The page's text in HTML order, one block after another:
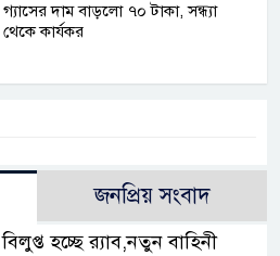
গ্যাসের দাম বাড়লো ৭০ টাকা, সন্ধ্যা
থেকে কার্যকর
জনপ্রিয় সংবাদ
বিলুপ্ত হচ্ছে র‍্যাব,নতুন বাহিনী